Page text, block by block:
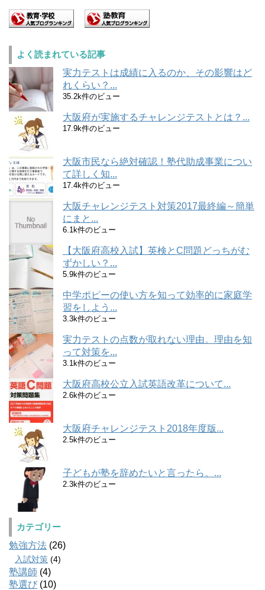
よく読まれている記事
実力テストは成績に入るのか、その影響はど
れくらい？...
35.2k件のビュー
大阪府が実施するチャレンジテストとは？...
17.9k件のビュー
大阪市民なら絶対確認！塾代助成事業につい
て詳しく知...
17.4k件のビュー
大阪チャレンジテスト対策2017最終編～簡単
にまと...
6.1k件のビュー
【大阪府高校入試】英検とC問題どっちがむ
ずかしい？...
5.9k件のビュー
中学ポピーの使い方を知って効率的に家庭学
習をしよう...
3.3k件のビュー
実力テストの点数が取れない理由。理由を知
って対策を...
3.1k件のビュー
大阪府高校公立入試英語改革について...
2.6k件のビュー
大阪府チャレンジテスト2018年度版...
2.5k件のビュー
子どもが塾を辞めたいと言ったら。...
2.3k件のビュー
カテゴリー
勉強方法 (26)
入試対策 (4)
塾講師 (4)
塾選び (10)